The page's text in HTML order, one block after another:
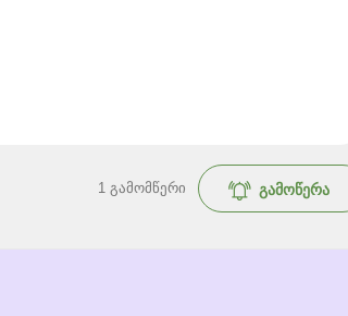
გამოწერა
1 გამომწერი